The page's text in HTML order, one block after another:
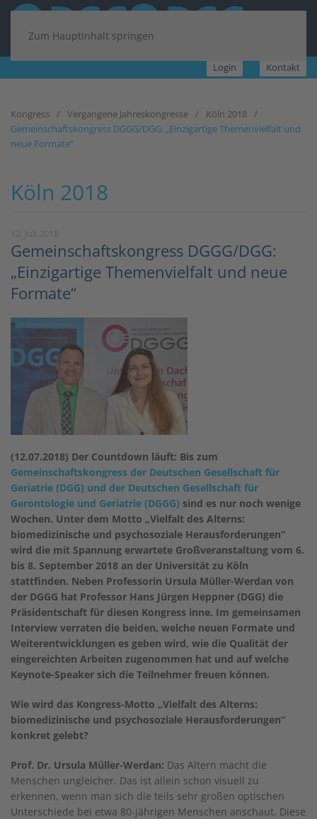
Zum Hauptinhalt springen
Login Kontakt
Kongress Vergangene Jahreskongresse
Köln 2018
Gemeinschaftskongress DGGG/DGG: „Einzigartige Themenvielfalt und
neue Formate“
Köln 2018
Gemeinschaftskongress DGGG/DGG:
„Einzigartige Themenvielfalt und neue
Formate“
(12.07.2018) Der Countdown läuft: Bis zum
Gemeinschaftskongress der Deutschen Gesellschaft für
Geriatrie (DGG) und der Deutschen Gesellschaft für
Gerontologie und Geriatrie (DGGG) sind es nur noch wenige
Wochen. Unter dem Motto „Vielfalt des Alterns:
biomedizinische und psychosoziale Herausforderungen“
wird die mit Spannung erwartete Großveranstaltung vom 6.
bis 8. September 2018 an der Universität zu Köln
stattfinden. Neben Professorin Ursula Müller-Werdan von
der DGGG hat Professor Hans Jürgen Heppner (DGG) die
Präsidentschaft für diesen Kongress inne. Im gemeinsamen
Interview verraten die beiden, welche neuen Formate und
Weiterentwicklungen es geben wird, wie die Qualität der
eingereichten Arbeiten zugenommen hat und auf welche
Keynote-Speaker sich die Teilnehmer freuen können.
Wie wird das Kongress-Motto „Vielfalt des Alterns:
biomedizinische und psychosoziale Herausforderungen“
konkret gelebt?
Prof. Dr. Ursula Müller-Werdan: Das Altern macht die
Menschen ungleicher. Das ist allein schon visuell zu
erkennen, wenn man sich die teils sehr großen optischen
Unterschiede bei etwa 80-jährigen Menschen anschaut. Diese